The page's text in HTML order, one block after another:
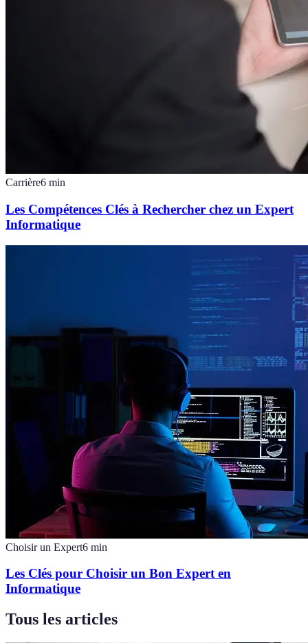
Carrière6 min
Les Compétences Clés à Rechercher chez un Expert
Informatique
Choisir un Expert6 min
Les Clés pour Choisir un Bon Expert en
Informatique
Tous les articles